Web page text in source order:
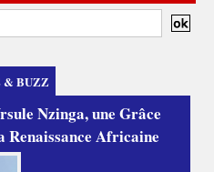
& BUZZ
Nzinga, une Grâce
Renaissance Africaine